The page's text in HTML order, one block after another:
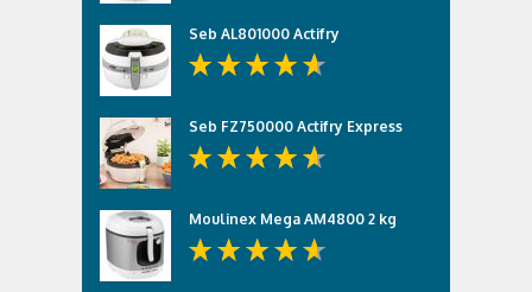
Seb AL801000 Actifry
Seb FZ750000 Actifry Express
Moulinex Mega AM4800 2 kg